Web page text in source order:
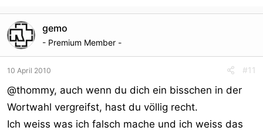
gemo
- Premium Member -
10 April 2010 #11
@thommy, auch wenn du dich ein bisschen in der
Wortwahl vergreifst, hast du völlig recht.
Ich weiss was ich falsch mache und ich weiss das